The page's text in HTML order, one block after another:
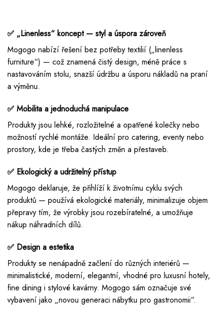
✅ „Linenless“ koncept — styl a úspora zároveň
Mogogo nabízí řešení bez potřeby textilií („linenless
furniture“) — což znamená čistý design, méně práce s
nastavováním stolu, snazší údržbu a úsporu nákladů na praní
a výměnu.
✅ Mobilita a jednoduchá manipulace
Produkty jsou lehké, rozložitelné a opatřené kolečky nebo
možností rychlé montáže. Ideální pro catering, eventy nebo
prostory, kde je třeba častých změn a přestaveb.
✅ Ekologický a udržitelný přístup
Mogogo deklaruje, že přihlíží k životnímu cyklu svých
produktů — používá ekologické materiály, minimalizuje objem
přepravy tím, že výrobky jsou rozebíratelné, a umožňuje
nákup náhradních dílů.
✅ Design a estetika
Produkty se nenápadně začlení do různých interiérů —
minimalistické, moderní, elegantní, vhodné pro luxusní hotely,
fine dining i stylové kavárny. Mogogo sám označuje své
vybavení jako „novou generaci nábytku pro gastronomii“.